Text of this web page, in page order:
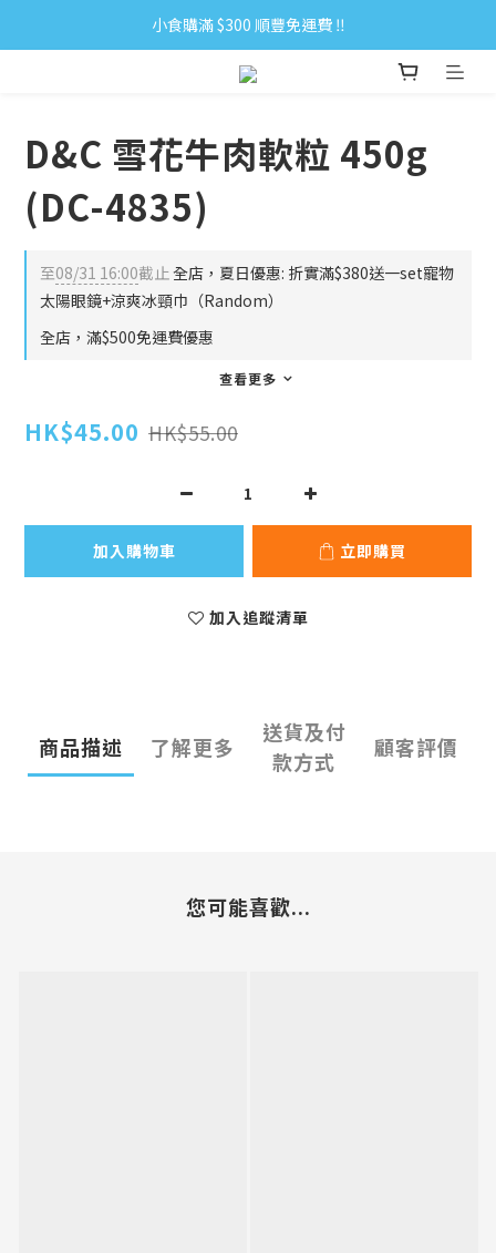
小食購滿 $300 順豐免運費 ‼
小食購滿 $300 順豐免運費 ‼
全單購滿 $500 免運費 ♥︎ 會員積分回贈 $1＝1Pt.
D&C 雪花牛肉軟粒 450g
(DC-4835)
至08/31 16:00截止全店，夏日優惠: 折實滿$380送一set寵物
太陽眼鏡+涼爽冰頸巾（Random）
全店，滿$500免運費優惠
查看更多
HK$45.00 HK$55.00
加入購物車 立即購買
加入追蹤清單
商品描述 了解更多
送貨及付
款方式
顧客評價
您可能喜歡...